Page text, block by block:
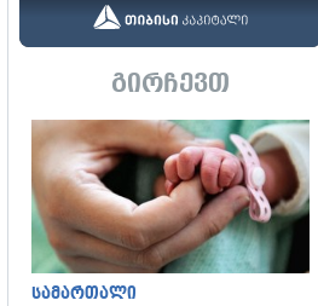
გირჩევთ
სამართალი